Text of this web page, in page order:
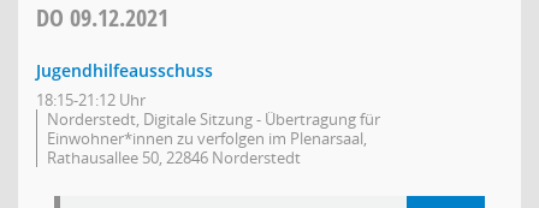
DO 09.12.2021
Jugendhilfeausschuss
18:15-21:12 Uhr
Norderstedt, Digitale Sitzung - Übertragung für
Einwohner*innen zu verfolgen im Plenarsaal,
Rathausallee 50, 22846 Norderstedt